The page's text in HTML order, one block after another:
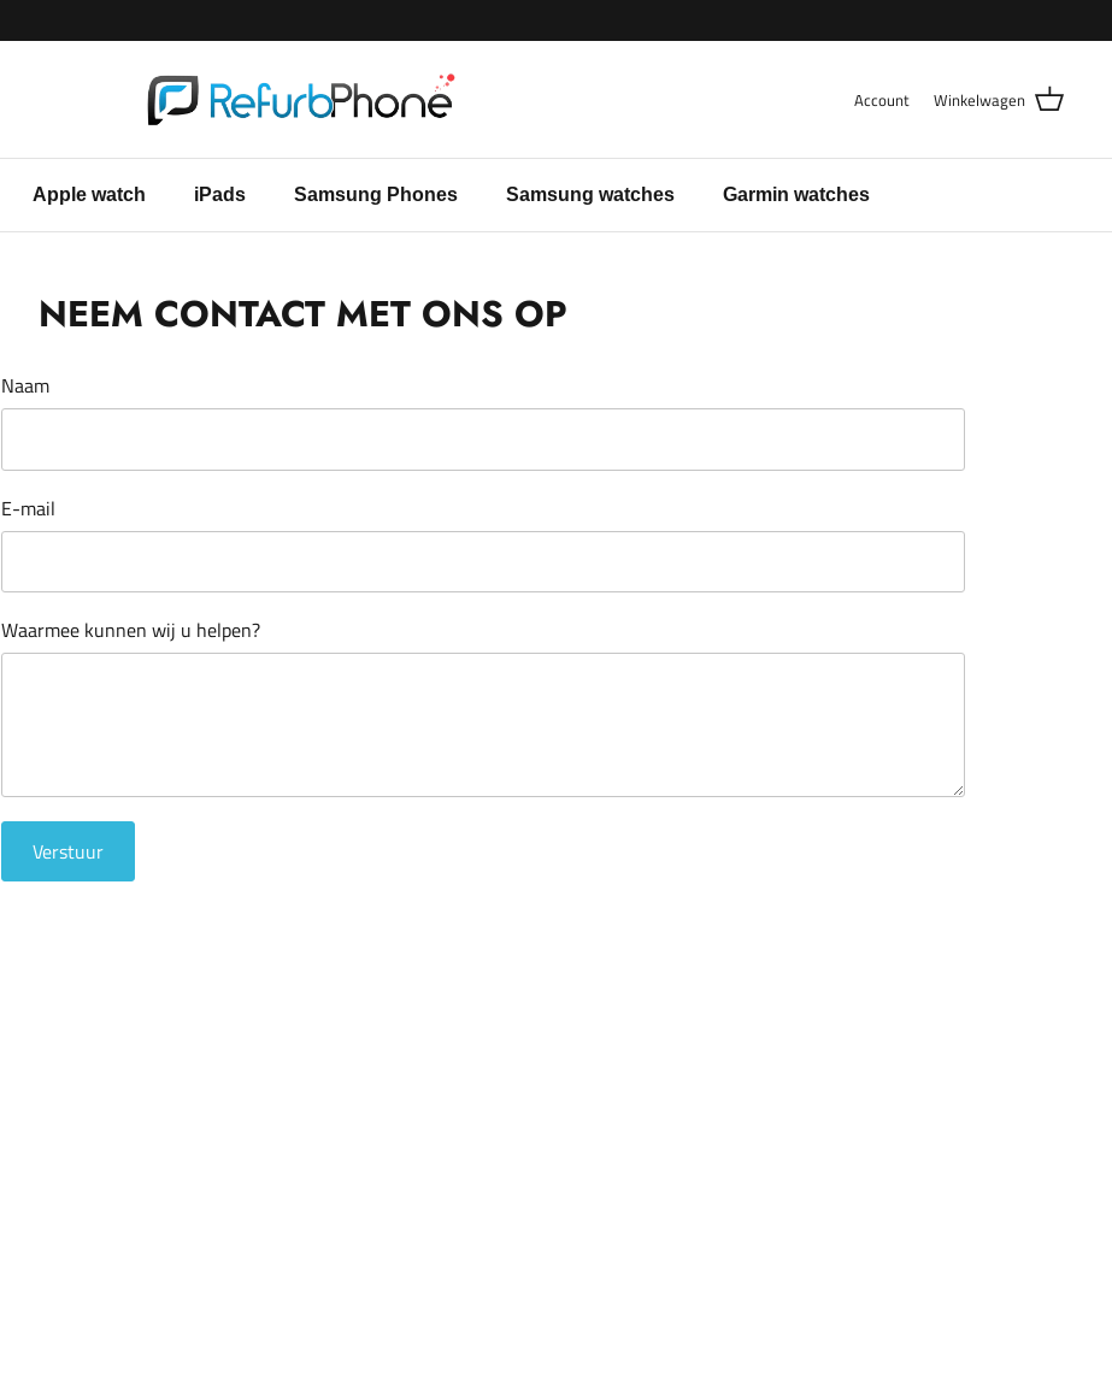
Account Winkelwagen
Apple watch iPads Samsung Phones Samsung watches Garmin watches
NEEM CONTACT MET ONS OP
Naam
E-mail
Waarmee kunnen wij u helpen?